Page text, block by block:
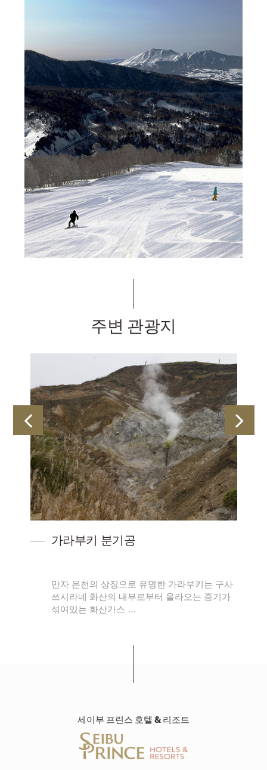
주변 관광지
가라부키 분기공
만자 온천의 상징으로 유명한 가라부키는 구사
쓰시라네 화산의 내부로부터 올라오는 증기가
섞여있는 화산가스 …
세이부 프린스 호텔 & 리조트